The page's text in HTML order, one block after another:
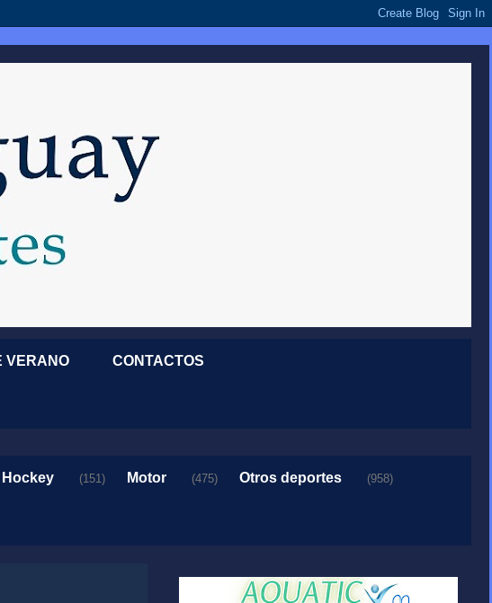
VERANO CONTACTOS
Hockey (151) Motor (475) Otros deportes (958)